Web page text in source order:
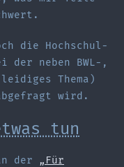
die Hochschul-
der neben BWL-,
Thema)
wird.
tun
der „Für